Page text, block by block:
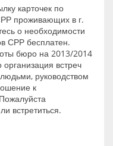
карточек по
проживающих в г.
о необходимости
СРР бесплатен.
бюро на 2013/2014
встреч
руководством
к
встретиться.